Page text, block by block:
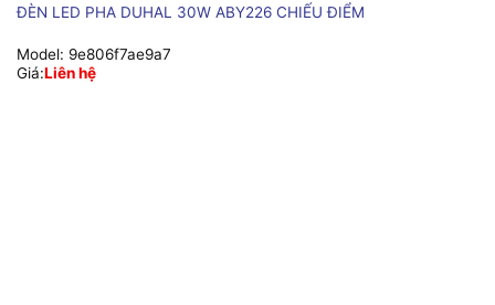
ĐÈN LED PHA DUHAL 30W ABY226 CHIẾU ĐIỂM
Model: 9e806f7ae9a7
Giá:Liên hệ